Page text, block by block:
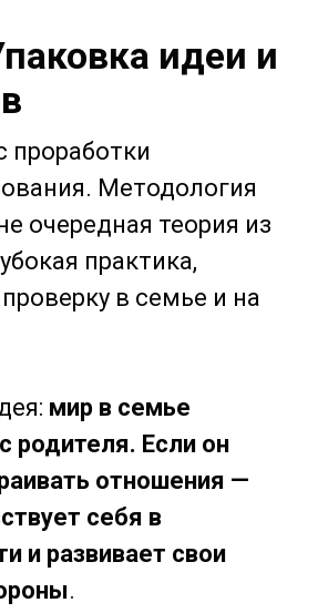
идеи и
проработки
Методология
очередная теория из
практика,
в семье и на
мир в семье
родителя. Если он
отношения —
себя в
и развивает свои
.